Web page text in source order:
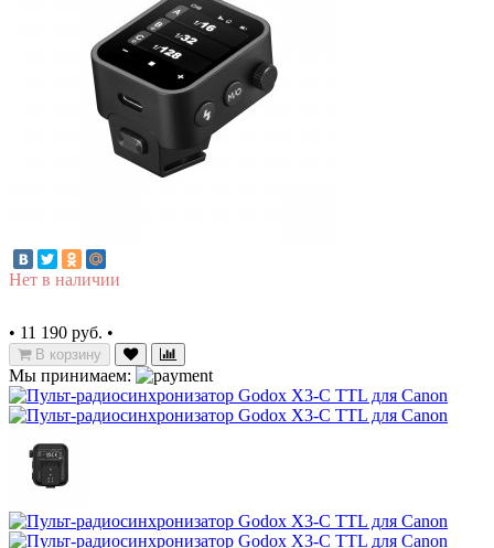
Нет в наличии
• 11 190 руб. •
В корзину
Мы принимаем: